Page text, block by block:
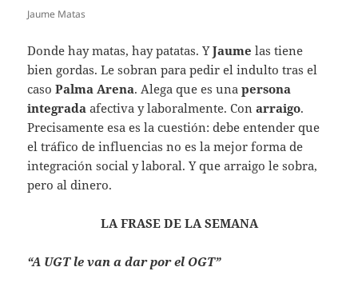
Jaume Matas
Donde hay matas, hay patatas. YJaume las tiene
bien gordas. Le sobran para pedir el indulto tras el
casoPalma Arena. Alega que es unapersona
integrada afectiva y laboralmente. Conarraigo.
Precisamente esa es la cuestión: debe entender que
el tráfico de influencias no es la mejor forma de
integración social y laboral. Y que arraigo le sobra,
pero al dinero.
LA FRASE DE LA SEMANA
“A UGT le van a dar por el OGT”